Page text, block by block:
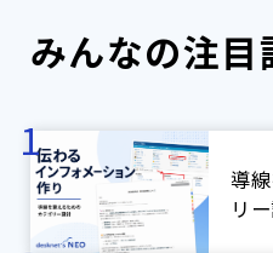
みんなの注目
導
リ
ー